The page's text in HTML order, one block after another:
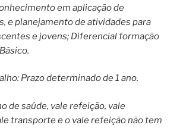
em aplicação de
e planejamento de atividades para
e jovens; Diferencial formação
Prazo determinado de 1 ano.
de saúde, vale refeição, vale
transporte e o vale refeição não tem